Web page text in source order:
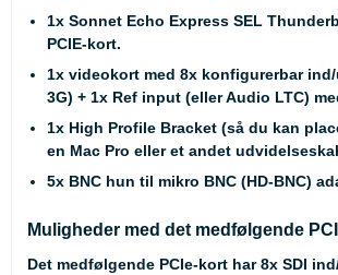
1x Sonnet Echo Express SEL
PCIE-kort.
1x videokort med 8x konfigurerbar ind/
3G) + 1x Ref input (eller Audio LTC)
1x High Profile Bracket (så du kan
en Mac Pro eller et andet
5x BNC hun til mikro BNC (HD-BNC)
Muligheder med det medfølgende
Det medfølgende PCIe-kort har 8x SDI